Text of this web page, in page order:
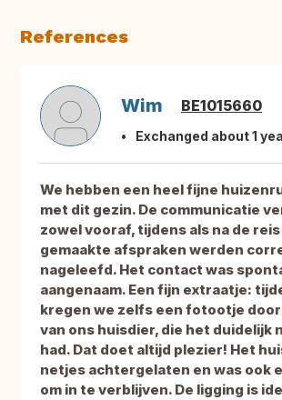
References
Wim BE1015660
Exchanged about 1
We hebben een heel fijne
met dit gezin. De communicatie
zowel vooraf, tijdens als na de reis
gemaakte afspraken werden
nageleefd. Het contact was
aangenaam. Een fijn extraatje:
kregen we zelfs een fotootje
van ons huisdier, die het duidelijk
had. Dat doet altijd plezier! Het
netjes achtergelaten en was ook
om in te verblijven. De ligging is